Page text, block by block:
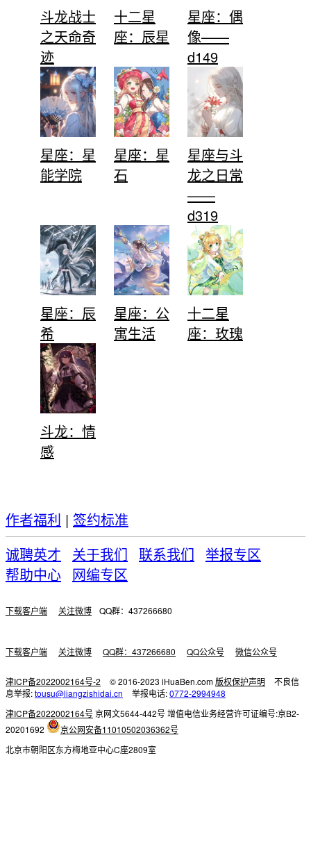
斗龙战士
之天命奇
迹
十二星
座：辰星
星座：偶
像——
d149
星座：星
能学院
星座：星
石
星座与斗
龙之日常
——
d319
星座：辰
希
星座：公
寓生活
十二星
座：玫瑰
斗龙：情
感
作者福利 | 签约标准
诚聘英才
关于我们 联系我们 举报专区
帮助中心 网编专区
下载客户端 关注微博 QQ群：437266680
下载客户端 关注微博 QQ群：437266680 QQ公众号 微信公众号
津ICP备2022002164号-2 © 2016-2023 iHuaBen.com版权保护声明
不良信
息举报:tousu@liangzishidai.cn 举报电话:0772-2994948
津ICP备2022002164号京网文5644-442号增值电信业务经营许可证编号:京B2-
20201692
京公网安备11010502036362号
北京市朝阳区东方梅地亚中心C座2809室